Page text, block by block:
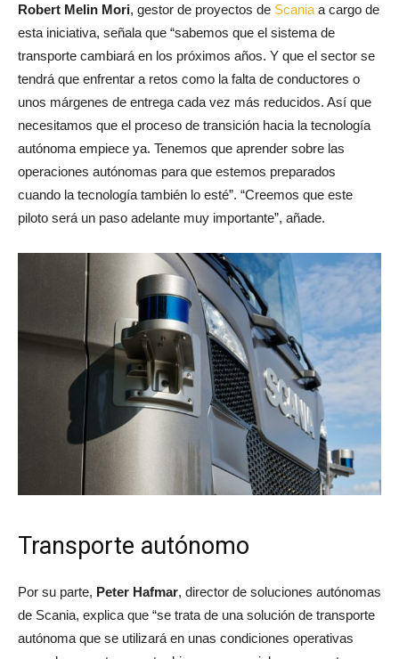
Robert Melin Mori, gestor de proyectos de Scania a cargo de
esta iniciativa, señala que “sabemos que el sistema de
transporte cambiará en los próximos años. Y que el sector se
tendrá que enfrentar a retos como la falta de conductores o
unos márgenes de entrega cada vez más reducidos. Así que
necesitamos que el proceso de transición hacia la tecnología
autónoma empiece ya. Tenemos que aprender sobre las
operaciones autónomas para que estemos preparados
cuando la tecnología también lo esté”. “Creemos que este
piloto será un paso adelante muy importante”, añade.
Transporte autónomo
Por su parte, Peter Hafmar, director de soluciones autónomas
de Scania, explica que “se trata de una solución de transporte
autónoma que se utilizará en unas condiciones operativas